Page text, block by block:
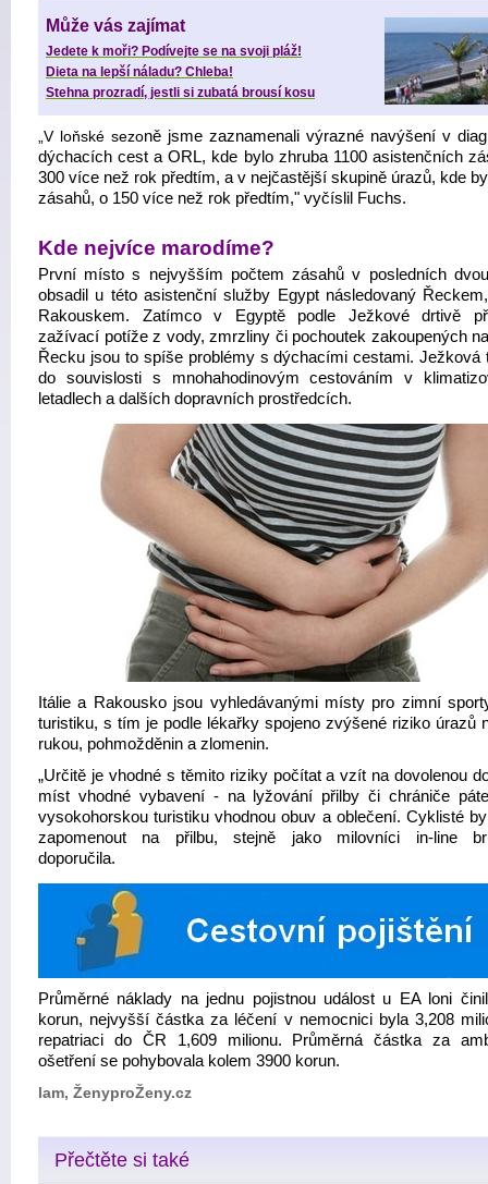
Může vás zajímat
Jedete k moři? Podívejte se na svoji pláž!
Dieta na lepší náladu? Chleba!
Stehna prozradí, jestli si zubatá brousí kosu
„V loňské sezoně jsme zaznamenali výrazné navýšení v
dýchacích cest a ORL, kde bylo zhruba 1100 asistenčních
300 více než rok předtím, a v nejčastější skupině úrazů, kde
zásahů, o 150 více než rok předtím," vyčíslil Fuchs.
Kde nejvíce marodíme?
První místo s nejvyšším počtem zásahů v posledních
obsadil u této asistenční služby Egypt následovaný
Rakouskem. Zatímco v Egyptě podle Ježkové drtivě
zažívací potíže z vody, zmrzliny či pochoutek zakoupených
Řecku jsou to spíše problémy s dýchacími cestami. Ježková
do souvislosti s mnohahodinovým cestováním v
letadlech a dalších dopravních prostředcích.
Itálie a Rakousko jsou vyhledávanými místy pro zimní
turistiku, s tím je podle lékařky spojeno zvýšené riziko úrazů
rukou, pohmožděnin a zlomenin.
„Určitě je vhodné s těmito riziky počítat a vzít na dovolenou
míst vhodné vybavení - na lyžování přilby či chrániče
vysokohorskou turistiku vhodnou obuv a oblečení. Cyklisté
zapomenout na přilbu, stejně jako milovníci in-line
doporučila.
Průměrné náklady na jednu pojistnou událost u EA loni
korun, nejvyšší částka za léčení v nemocnici byla 3,208
repatriaci do ČR 1,609 milionu. Průměrná částka za
ošetření se pohybovala kolem 3900 korun.
lam, ŽenyproŽeny.cz
Přečtěte si také